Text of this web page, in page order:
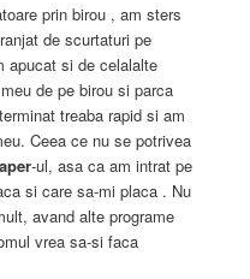
prin birou , am sters
de scurtaturi pe
apucat si de celalalte
de pe birou si parca
treaba rapid si am
Ceea ce nu se potrivea
-ul, asa ca am intrat pe
si care sa-mi placa . Nu
avand alte programe
vrea sa-si faca